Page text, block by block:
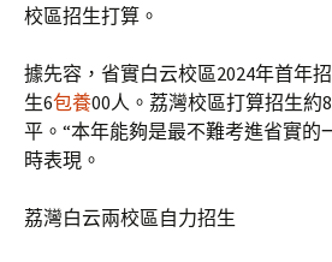
校區招生打算。
據先容，省實白云校區2024年首年
生6包養00人。荔灣校區打算招生約
平。“本年能夠是最不難考進省實的
時表現。
荔灣白云兩校區自力招生